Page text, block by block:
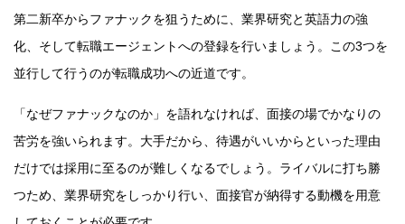
第二新卒からファナックを狙うために、業界研究と英語力の強
化、そして転職エージェントへの登録を行いましょう。この3つを
並行して行うのが転職成功への近道です。
「なぜファナックなのか」を語れなければ、面接の場でかなりの
苦労を強いられます。大手だから、待遇がいいからといった理由
だけでは採用に至るのが難しくなるでしょう。ライバルに打ち勝
つため、業界研究をしっかり行い、面接官が納得する動機を用意